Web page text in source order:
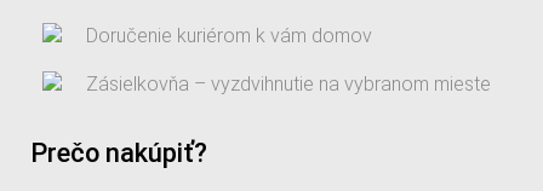
Doručenie kuriérom k vám domov
Zásielkovňa – vyzdvihnutie na vybranom mieste
Prečo nakúpiť?